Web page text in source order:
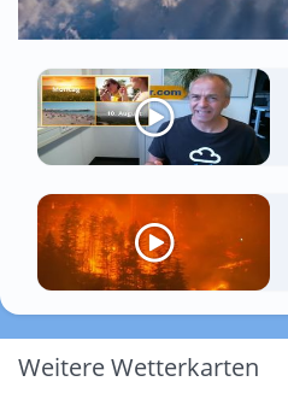
Weitere Wetterkarten